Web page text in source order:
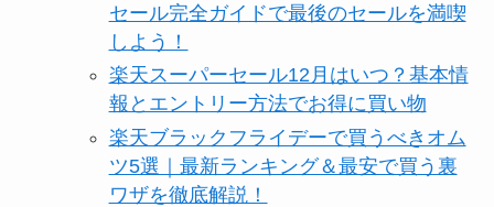
セール完全ガイドで最後のセールを満喫
しよう！
楽天スーパーセール12月はいつ？基本情
報とエントリー方法でお得に買い物
楽天ブラックフライデーで買うべきオム
ツ5選｜最新ランキング＆最安で買う裏
ワザを徹底解説！